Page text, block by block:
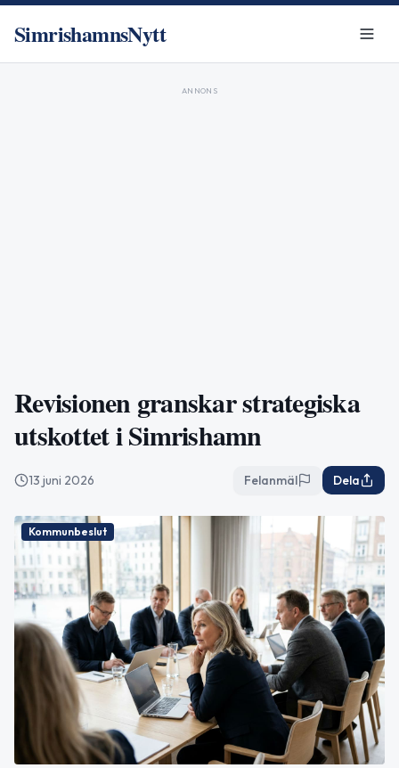
SimrishamnsNytt
ANNONS
Revisionen granskar strategiska
utskottet i Simrishamn
13 juni 2026 Felanmäl Dela
Kommunbeslut